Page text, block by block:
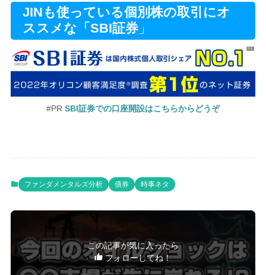
JINも使っている個別株の取引にオ
ススメな「SBI証券」
#PR SBI証券での口座開設はこちらからどうぞ
ファンダメンタルズ分析 債券 時事ネタ
この記事が気に入ったら
フォローしてね！